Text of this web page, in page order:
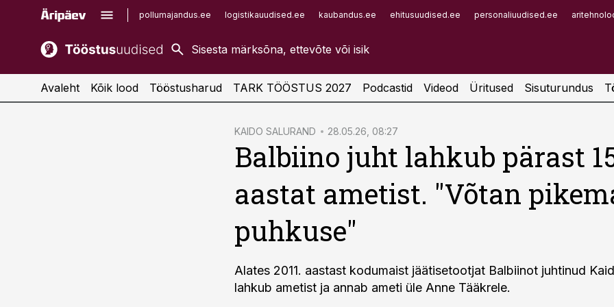
pollumajandus.ee logistikauudised.ee kaubandus.ee ehitusuudised.ee personaliuudised.ee
kaubandus.ee
kinnisvarauudised.ee
imelineajalugu.ee
Infopank
Avaleht Kõik lood Tööstusharud TARK TÖÖSTUS 2027 Podcastid Videod Üritused Sisuturundus
KAIDO SALURAND 28.05.26, 08:27
Balbiino juht lahkub pärast
aastat ametist. "Võtan
puhkuse"
Alates 2011. aastast kodumaist jäätisetootjat Balbiinot juhtinud
lahkub ametist ja annab ameti üle Anne Tääkrele.